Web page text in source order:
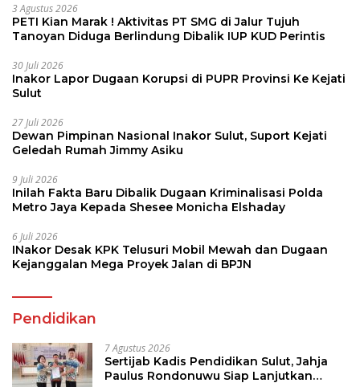
3 Agustus 2026
PETI Kian Marak ! Aktivitas PT SMG di Jalur Tujuh
Tanoyan Diduga Berlindung Dibalik IUP KUD Perintis
30 Juli 2026
Inakor Lapor Dugaan Korupsi di PUPR Provinsi Ke Kejati
Sulut
27 Juli 2026
Dewan Pimpinan Nasional Inakor Sulut, Suport Kejati
Geledah Rumah Jimmy Asiku
9 Juli 2026
Inilah Fakta Baru Dibalik Dugaan Kriminalisasi Polda
Metro Jaya Kepada Shesee Monicha Elshaday
6 Juli 2026
INakor Desak KPK Telusuri Mobil Mewah dan Dugaan
Kejanggalan Mega Proyek Jalan di BPJN
Pendidikan
7 Agustus 2026
Sertijab Kadis Pendidikan Sulut, Jahja
Paulus Rondonuwu Siap Lanjutkan